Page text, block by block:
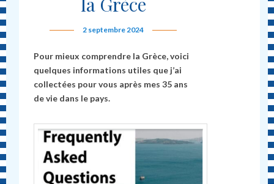
2 septembre 2024
Pour mieux comprendre la Grèce, voici
quelques informations utiles que j’ai
collectées pour vous après mes 35 ans
de vie dans le pays.